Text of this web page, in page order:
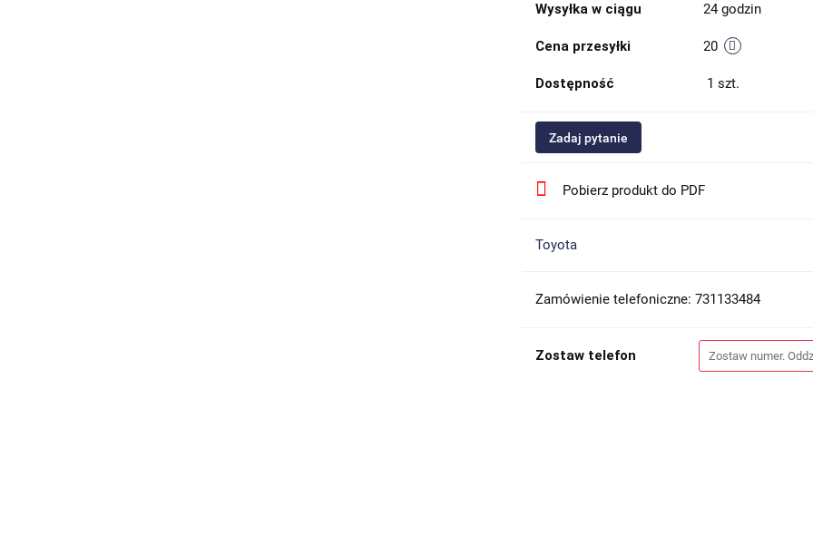
Wysyłka w ciągu 24 godzin
Cena przesyłki 20
Dostępność 1 szt.
Zadaj pytanie
Pobierz produkt do PDF
Toyota
Zamówienie telefoniczne: 731133484
Zostaw telefon